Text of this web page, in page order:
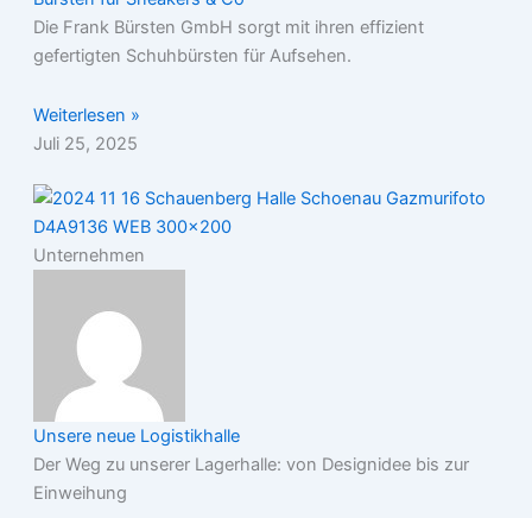
Die Frank Bürsten GmbH sorgt mit ihren effizient
gefertigten Schuhbürsten für Aufsehen.
Weiterlesen »
Juli 25, 2025
Unternehmen
Unsere neue Logistikhalle
Der Weg zu unserer Lagerhalle: von Designidee bis zur
Einweihung